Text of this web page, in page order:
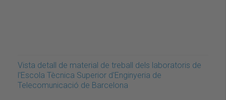
Vista detall de material de treball dels laboratoris de
l'Escola Tècnica Superior d'Enginyeria de
Telecomunicació de Barcelona